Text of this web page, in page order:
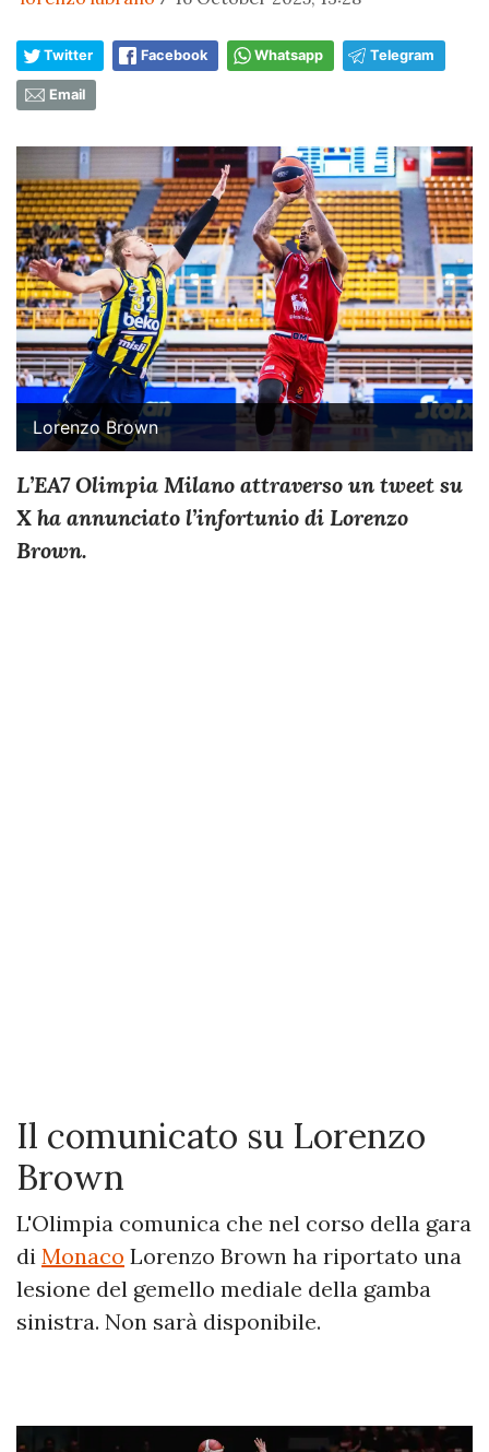
Twitter Facebook Whatsapp Telegram
Email
Lorenzo Brown
L’EA7 Olimpia Milano attraverso un tweet su
X ha annunciato l’infortunio di Lorenzo
Brown.
Il comunicato su Lorenzo
Brown
L'Olimpia comunica che nel corso della gara
di Monaco Lorenzo Brown ha riportato una
lesione del gemello mediale della gamba
sinistra. Non sarà disponibile.